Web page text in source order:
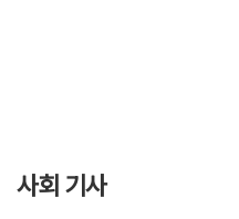
사회 기사